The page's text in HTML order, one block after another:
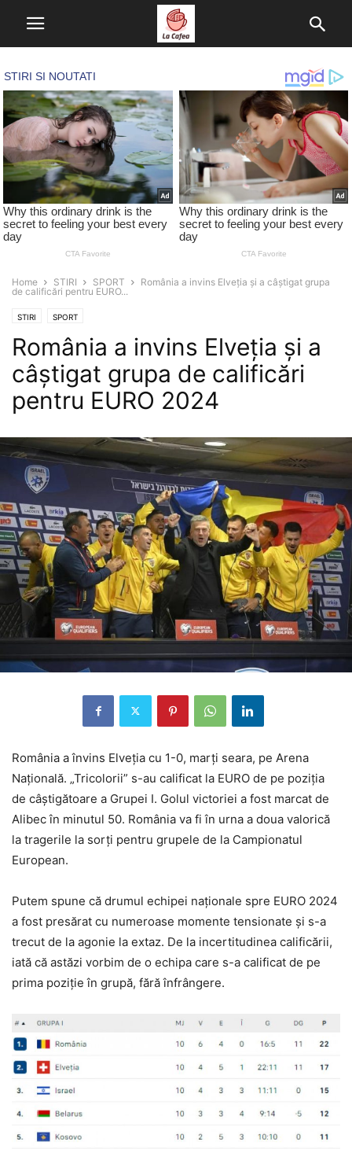
Home STIRI SPORT
România a invins Elveția și a câștigat grupa
de calificări pentru EURO...
STIRI SPORT
România a invins Elveția și a
câștigat grupa de calificări
pentru EURO 2024
România a învins Elveția cu 1-0, marți seara, pe Arena
Națională. „Tricolorii” s-au calificat la EURO de pe poziția
de câștigătoare a Grupei I. Golul victoriei a fost marcat de
Alibec în minutul 50. România va fi în urna a doua valorică
la tragerile la sorți pentru grupele de la Campionatul
European.
Putem spune că drumul echipei naționale spre EURO 2024
a fost presărat cu numeroase momente tensionate și s-a
trecut de la agonie la extaz. De la incertitudinea calificării,
iată că astăzi vorbim de o echipa care s-a calificat de pe
prima poziție în grupă, fără înfrângere.